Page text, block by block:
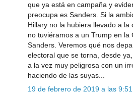
que ya está en campaña y
preocupa es Sanders. Si la
Hillary no la hubiera llevado a la
no tuviéramos a un Trump en la
Sanders. Veremos qué nos
electoral que se torna, desde
a la vez muy peligrosa con un
haciendo de las suyas...
19 de febrero de 2019 a las 9:51